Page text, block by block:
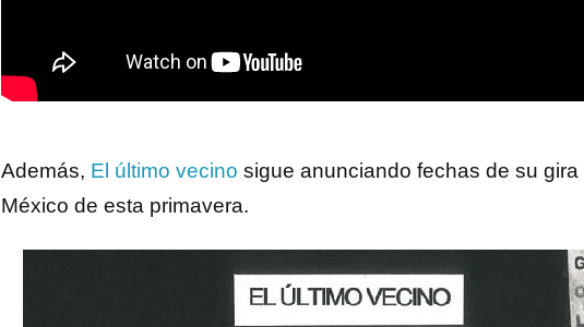
Además, El último vecino sigue anunciando fechas de su
México de esta primavera.